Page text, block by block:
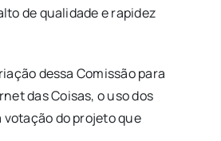
de qualidade e rapidez
dessa Comissão para
das Coisas, o uso dos
votação do projeto que